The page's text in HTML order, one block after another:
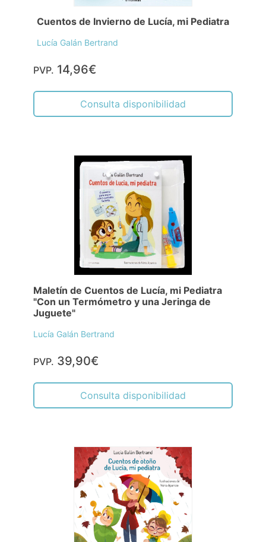
Cuentos de Invierno de Lucía, mi Pediatra
Lucía Galán Bertrand
PVP. 14,96€
Consulta disponibilidad
Maletín de Cuentos de Lucía, mi Pediatra
"Con un Termómetro y una Jeringa de
Juguete"
Lucía Galán Bertrand
PVP. 39,90€
Consulta disponibilidad